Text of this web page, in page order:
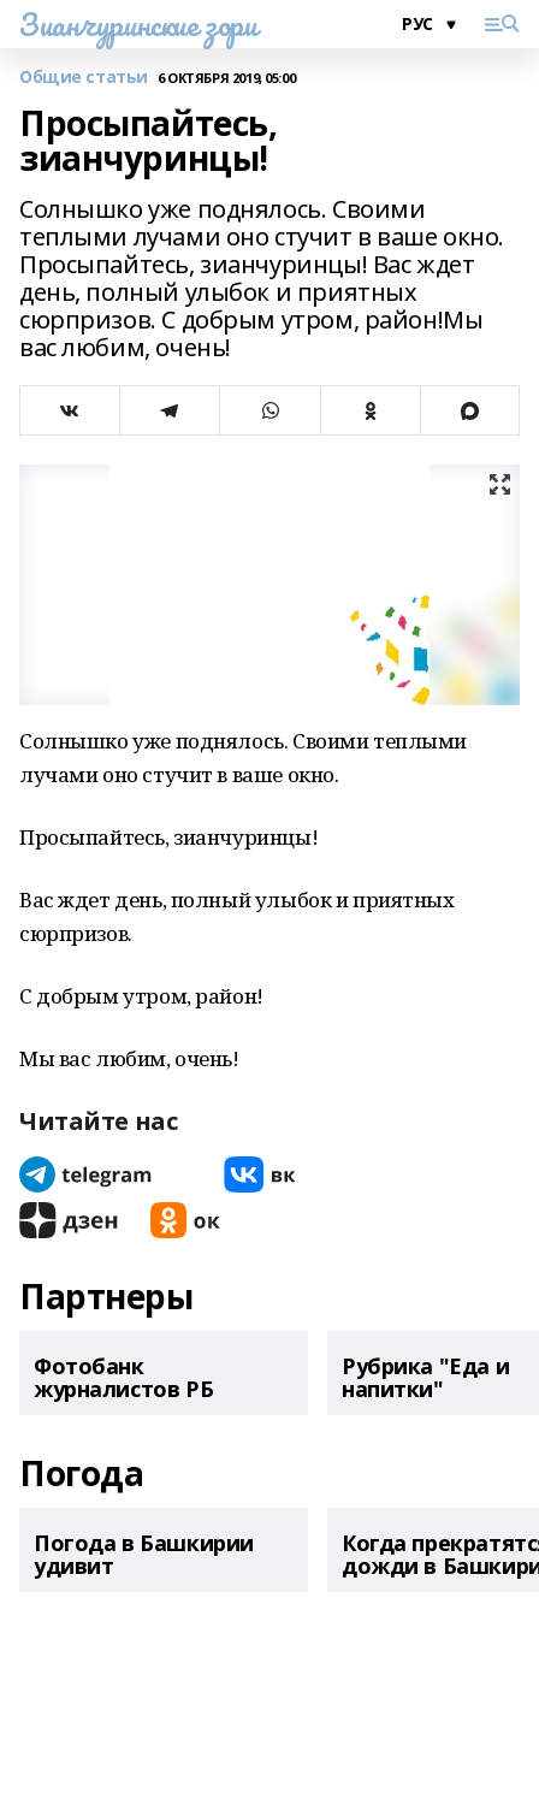
Зианчуринские зори
Общие статьи 6 ОКТЯБРЯ 2019, 05:00
Просыпайтесь,
зианчуринцы!
Солнышко уже поднялось. Своими
теплыми лучами оно стучит в ваше окно.
Просыпайтесь, зианчуринцы! Вас ждет
день, полный улыбок и приятных
сюрпризов. С добрым утром, район!Мы
вас любим, очень!
Солнышко уже поднялось. Своими теплыми
лучами оно стучит в ваше окно.
Просыпайтесь, зианчуринцы!
Вас ждет день, полный улыбок и приятных
сюрпризов.
С добрым утром, район!
Мы вас любим, очень!
Читайте нас
Партнеры
Фотобанк
журналистов РБ
Рубрика "Еда и
напитки"
Погода
Погода в Башкирии
удивит
Когда
дожди в